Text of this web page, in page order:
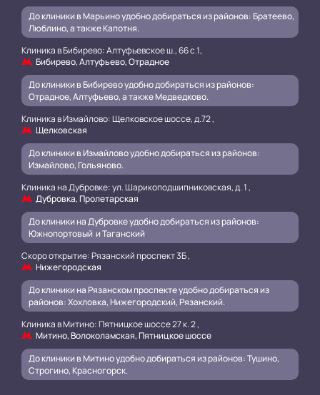
До клиники в Марьино удобно добираться из районов: Братеево,
Люблино, а также Капотня.
Клиника в Бибирево: Алтуфьевское ш., 66 с.1,
Бибирево, Алтуфьево, Отрадное
До клиники в Бибирево удобно добираться из районов:
Отрадное, Алтуфьево, а также Медведково.
Клиника в Измайлово: Щелковское шоссе, д.72 ,
Щелковская
До клиники в Измайлово удобно добираться из районов:
Измайлово, Гольяново.
Клиника на Дубровке: ул. Шарикоподшипниковская, д. 1 ,
Дубровка, Пролетарская
До клиники на Дубровке удобно добираться из районов:
Южнопортовый и Таганский.
Скоро открытие: Рязанский проспект 3Б ,
Нижегородская
До клиники на Рязанском проспекте удобно добираться из
районов: Хохловка, Нижегородский, Рязанский..
Клиника в Митино: Пятницкое шоссе 27 к. 2 ,
Митино, Волоколамская, Пятницкое шоссе
До клиники в Митино удобно добираться из районов: Тушино,
Строгино, Красногорск.